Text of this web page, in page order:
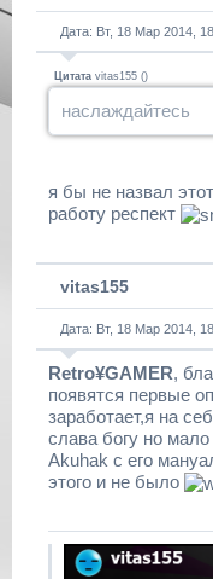
Дата: Вт, 18 Мар 2014,
Цитата vitas155 ()
наслаждайтесь
я бы не назвал
работу респект
vitas155
Дата: Вт, 18 Мар 2014,
Retro¥GAMER,
появятся первые
заработает,я на
слава богу но
Akuhak с его
этого и не было